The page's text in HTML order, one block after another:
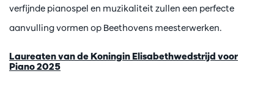
verfijnde pianospel en muzikaliteit zullen een perfecte
aanvulling vormen op Beethovens meesterwerken.
Laureaten van de Koningin Elisabethwedstrijd voor
Piano 2025